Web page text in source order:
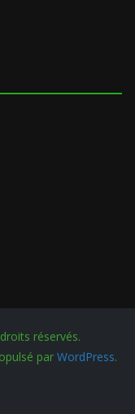
réservés.
par WordPress.